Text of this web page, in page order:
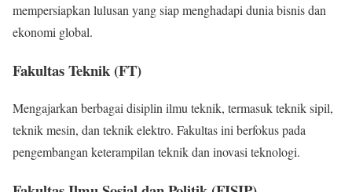
mempersiapkan lulusan yang siap menghadapi dunia bisnis dan
ekonomi global.
Fakultas Teknik (FT)
Mengajarkan berbagai disiplin ilmu teknik, termasuk teknik sipil,
teknik mesin, dan teknik elektro. Fakultas ini berfokus pada
pengembangan keterampilan teknik dan inovasi teknologi.